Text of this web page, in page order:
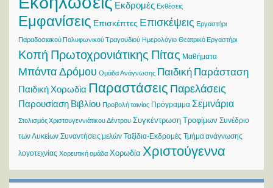
Εκδρομές Εκθέσεις
Εμφανίσεις Επισκέπτες Επισκέψεις Εργαστήρι
Παραδοσιακού Πολυφωνικού Τραγουδιού Ημερολόγιο Θεατρικό Εργαστήρι
Κοπή Πρωτοχρονιάτικης Πίτας Μαθήματα
Μπάντα Δρόμου Ομάδα Ανάγνωσης Παιδική Παράσταση
Παιδική Χορωδία Παραστάσεις Παρελάσεις
Παρουσίαση Βιβλίου Προβολή ταινίας Πρόγραμμα Σεμινάρια
Στολισμός Χριστουγεννιάτικου Δέντρου Συγκέντρωση Τροφίμων Συνέδριο
των Λυκείων Συναντήσεις μελών Ταξίδια-Εκδρομές Τμήμα ανάγνωσης
λογοτεχνίας Χορευτική ομάδα Χορωδία Χριστούγεννα